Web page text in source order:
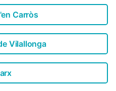
Carròs
Vilallonga